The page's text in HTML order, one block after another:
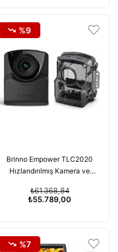
Brinno Empower TLC2020
Hızlandırılmış Kamera ve
₺55.789,00
₺61.368,84
%9
%7